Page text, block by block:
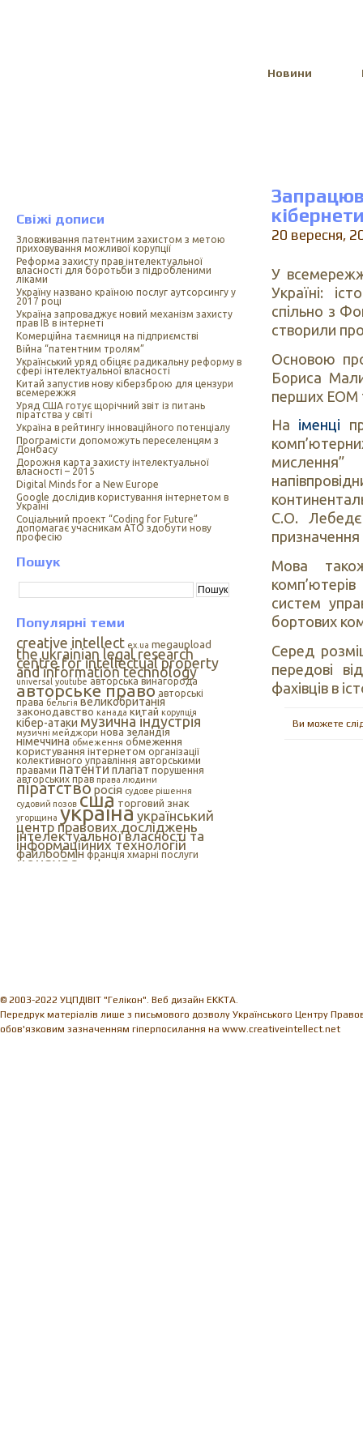
Новини
Свіжі дописи
Зловживання патентним захистом з метою
приховування можливої корупції
Реформа захисту прав інтелектуальної
власності для боротьби з підробленими
ліками
Україну названо країною послуг аутсорсингу у
2017 році
Україна запроваджує новий механізм захисту
прав ІВ в інтернеті
Комерційна таємниця на підприємстві
Війна “патентним тролям”
Український уряд обіцяє радикальну реформу в
сфері інтелектуальної власності
Китай запустив нову кіберзброю для цензури
всемережжя
Уряд США готує щорічний звіт із питань
піратства у світі
Україна в рейтингу інноваційного потенціалу
Програмісти допоможуть переселенцям з
Донбасу
Дорожня карта захисту інтелектуальної
власності – 2015
Digital Minds for a New Europe
Google дослідив користування інтернетом в
Україні
Cоціальний проект “Coding for Future”
допомагає учасникам АТО здобути нову
професію
Пошук
Популярні теми
creative intellect ex.ua megaupload
the ukrainian legal research
centre for intellectual property
and information technology
universal youtube авторська винагорода
авторське право авторські
права бельгія великобританія
законодавство канада китай корупція
кібер-атаки музична індустрія
музичні мейджори нова зеландія
німеччина обмеження обмеження
користування інтернетом організації
колективного управління авторськими
правами патентиплагіат порушення
авторських прав права людини
піратстворосія судове рішення
судовий позов сша торговий знак
угорщина українаукраїнський
центр правових досліджень
інтелектуальної власності та
інформаційних технологій
файлообмін франція хмарні послуги
цензура цифрова музика
20 вересня,
У
Україні:
спільно з
створили
Основою
Бориса
перших ЕОМ
На іменці
С.О.
призначення
Мова
систем
бортових
Серед
передові
фахівців в
Ви можете
© 2003-2022 УЦПДІВІТ "Гелікон". Веб дизайн EKKTA.
Передрук матеріалів лише з письмового дозволу Українського Центру
обов'язковим зазначенням гіперпосилання на www.creativeintellect.net